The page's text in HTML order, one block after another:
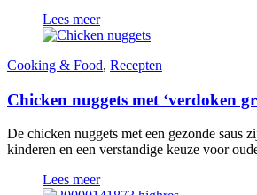
Lees meer
Cooking & Food, Recepten
Chicken nuggets met ‘verdoken
De chicken nuggets met een gezonde saus
kinderen en een verstandige keuze voor
Lees meer